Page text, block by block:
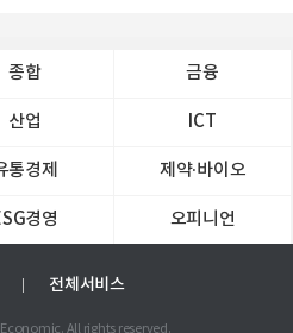
종합 금융
산업 ICT
통경제 제약∙바이오
경영 오피니언
전체서비스
All rights reserved.